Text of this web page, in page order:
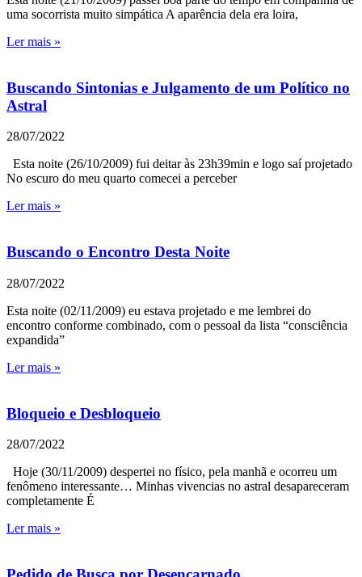
uma socorrista muito simpática A aparência dela era loira,
Ler mais »
Buscando Sintonias e Julgamento de um Político no
Astral
28/07/2022
Esta noite (26/10/2009) fui deitar às 23h39min e logo saí projetado
No escuro do meu quarto comecei a perceber
Ler mais »
Buscando o Encontro Desta Noite
28/07/2022
Esta noite (02/11/2009) eu estava projetado e me lembrei do
encontro conforme combinado, com o pessoal da lista “consciência
expandida”
Ler mais »
Bloqueio e Desbloqueio
28/07/2022
Hoje (30/11/2009) despertei no físico, pela manhã e ocorreu um
fenômeno interessante… Minhas vivencias no astral desapareceram
completamente É
Ler mais »